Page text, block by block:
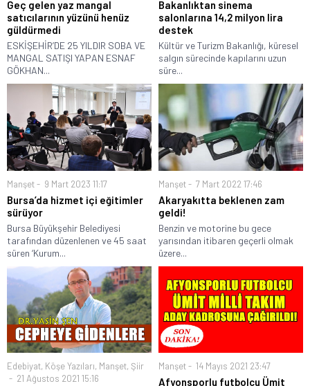
Geç gelen yaz mangal
satıcılarının yüzünü henüz
güldürmedi
ESKİŞEHİR’DE 25 YILDIR SOBA VE
MANGAL SATIŞI YAPAN ESNAF
GÖKHAN...
Bakanlıktan sinema
salonlarına 14,2 milyon lira
destek
Kültür ve Turizm Bakanlığı, küresel
salgın sürecinde kapılarını uzun
süre...
Manşet 9 Mart 2023 11:17
Bursa’da hizmet içi eğitimler
sürüyor
Bursa Büyükşehir Belediyesi
tarafından düzenlenen ve 45 saat
süren ‘Kurum...
Manşet 7 Mart 2022 17:46
Akaryakıtta beklenen zam
geldi!
Benzin ve motorine bu gece
yarısından itibaren geçerli olmak
üzere...
Edebiyat, Köşe Yazıları, Manşet, Şiir
21 Ağustos 2021 15:16
Manşet 14 Mayıs 2021 23:47
Afyonsporlu futbolcu Ümit